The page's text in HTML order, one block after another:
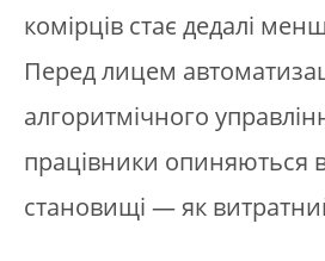
комірців стає дедалі
Перед лицем
алгоритмічного
працівники опиняються
становищі — як